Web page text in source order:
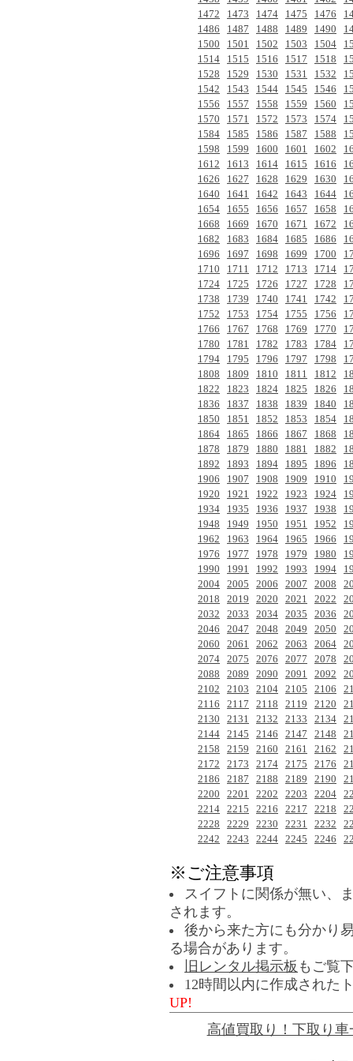
1472
1473 1474 1475 1476
1486
1487 1488 1489 1490
1500
1501 1502 1503 1504
1514
1515 1516 1517 1518
1528
1529 1530 1531 1532
1542
1543 1544 1545 1546
1556
1557 1558 1559 1560
1570
1571 1572 1573 1574
1584
1585 1586 1587 1588
1598
1599 1600 1601 1602
1612
1613 1614 1615 1616
1626
1627 1628 1629 1630
1640
1641 1642 1643 1644
1654
1655 1656 1657 1658
1668
1669 1670 1671 1672
1682
1683 1684 1685 1686
1696
1697 1698 1699 1700
1710
1711 1712 1713 1714
1724
1725 1726 1727 1728
1738
1739 1740 1741 1742
1752
1753 1754 1755 1756
1766
1767 1768 1769 1770
1780
1781 1782 1783 1784
1794
1795 1796 1797 1798
1808
1809 1810 1811 1812
1822
1823 1824 1825 1826
1836
1837 1838 1839 1840
1850
1851 1852 1853 1854
1864
1865 1866 1867 1868
1878
1879 1880 1881 1882
1892
1893 1894 1895 1896
1906
1907 1908 1909 1910
1920
1921 1922 1923 1924
1934
1935 1936 1937 1938
1948
1949 1950 1951 1952
1962
1963 1964 1965 1966
1976
1977 1978 1979 1980
1990
1991 1992 1993 1994
2004 2005 2006 2007 2008
2018
2019 2020 2021 2022
2032
2033 2034 2035 2036
2046
2047 2048 2049 2050
2060
2061 2062 2063 2064
2074 2075 2076 2077 2078
2088
2089 2090 2091 2092
2102
2103 2104 2105 2106
2116
2117 2118 2119 2120
2130
2131 2132 2133 2134
2144 2145 2146 2147 2148
2158
2159 2160 2161 2162
2172
2173 2174 2175 2176
2186
2187 2188 2189 2190
2200
2201 2202 2203 2204
2214 2215 2216 2217 2218
2228
2229 2230 2231 2232
2242
2243 2244 2245 2246
※ご注意事項
スイフトに関係が無い、
されます。
後から来た方にも分かり
る場合があります。
旧レンタル掲示板 もご覧
12時間以内に作成された
UP!
高値買取り！下取り車